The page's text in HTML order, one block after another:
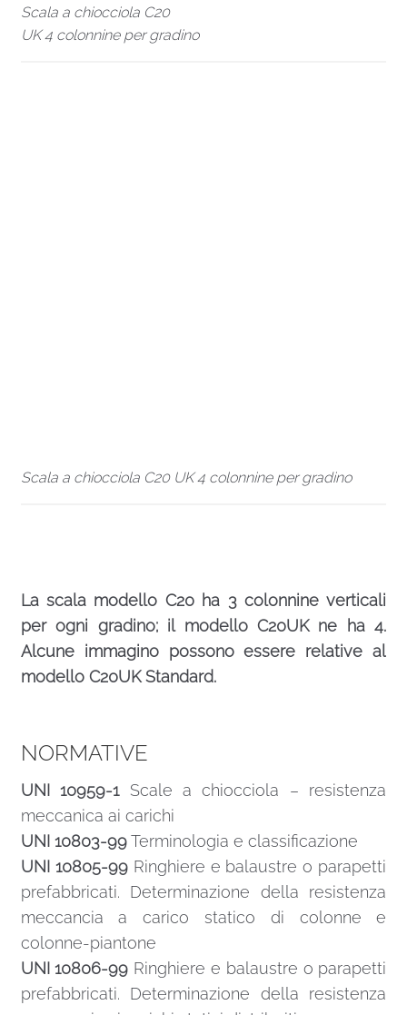
Scala a chiocciola C20 UK 4 colonnine per gradino
Scala a chiocciola C20 UK 4 colonnine per gradino